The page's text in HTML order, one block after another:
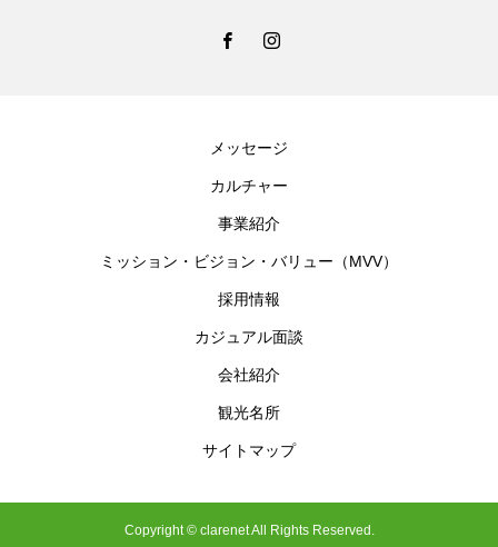
メッセージ
カルチャー
事業紹介
ミッション・ビジョン・バリュー（MVV）
採用情報
カジュアル面談
会社紹介
観光名所
サイトマップ
Copyright © clarenet All Rights Reserved.